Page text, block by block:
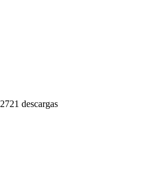
2721 descargas